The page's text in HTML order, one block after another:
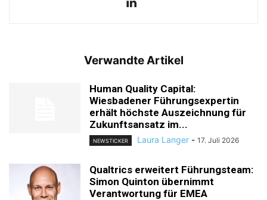
Verwandte Artikel
Human Quality Capital:
Wiesbadener Führungsexpertin
erhält höchste Auszeichnung für
Zukunftsansatz im...
NEWSTICKER Laura Langer - 17. Juli 2026
Qualtrics erweitert Führungsteam:
Simon Quinton übernimmt
Verantwortung für EMEA